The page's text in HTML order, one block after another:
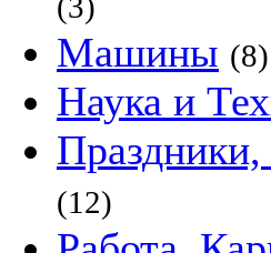
Машины (8)
Наука и
(12)